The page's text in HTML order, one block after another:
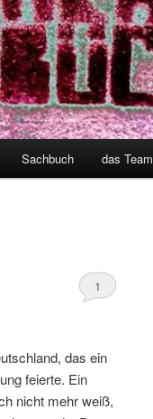
Sachbuch das Team
1
das ein
feierte. Ein
nicht mehr weiß,